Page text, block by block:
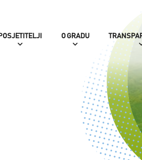
POSJETITELJI O GRADU